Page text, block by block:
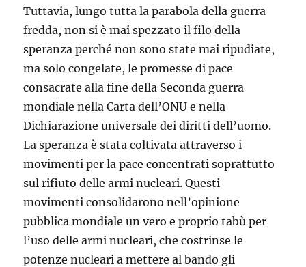
Tuttavia, lungo tutta la parabola della guerra
fredda, non si è mai spezzato il filo della
speranza perché non sono state mai ripudiate,
ma solo congelate, le promesse di pace
consacrate alla fine della Seconda guerra
mondiale nella Carta dell’ONU e nella
Dichiarazione universale dei diritti dell’uomo.
La speranza è stata coltivata attraverso i
movimenti per la pace concentrati soprattutto
sul rifiuto delle armi nucleari. Questi
movimenti consolidarono nell’opinione
pubblica mondiale un vero e proprio tabù per
l’uso delle armi nucleari, che costrinse le
potenze nucleari a mettere al bando gli